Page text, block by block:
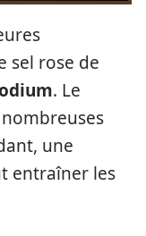
sel rose de
. Le
une
entraîner les